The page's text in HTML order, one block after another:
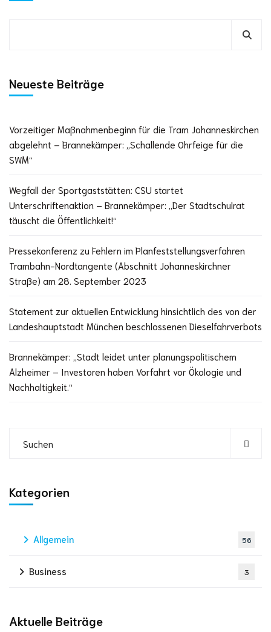
Neueste Beiträge
Vorzeitiger Maßnahmenbeginn für die Tram Johanneskirchen
abgelehnt – Brannekämper: „Schallende Ohrfeige für die
SWM“
Wegfall der Sportgaststätten: CSU startet
Unterschriftenaktion – Brannekämper: „Der Stadtschulrat
täuscht die Öffentlichkeit!“
Pressekonferenz zu Fehlern im Planfeststellungsverfahren
Trambahn-Nordtangente (Abschnitt Johanneskirchner
Straße) am 28. September 2023
Statement zur aktuellen Entwicklung hinsichtlich des von der
Landeshauptstadt München beschlossenen Dieselfahrverbots
Brannekämper: „Stadt leidet unter planungspolitischem
Alzheimer – Investoren haben Vorfahrt vor Ökologie und
Nachhaltigkeit.“
Kategorien
Allgemein 56
Business 3
Aktuelle Beiträge